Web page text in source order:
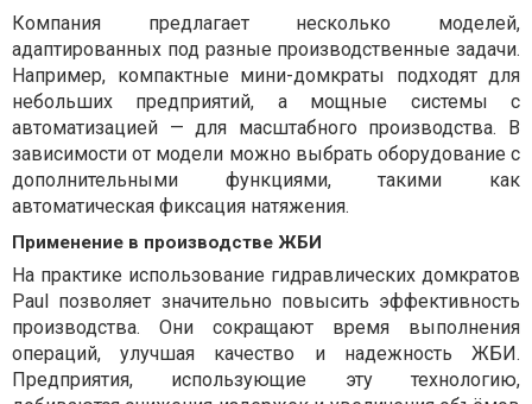
Компания предлагает несколько моделей,
адаптированных под разные производственные задачи.
Например, компактные мини-домкраты подходят для
небольших предприятий, а мощные системы с
автоматизацией — для масштабного производства. В
зависимости от модели можно выбрать оборудование с
дополнительными функциями, такими как
автоматическая фиксация натяжения.
Применение в производстве ЖБИ
На практике использование гидравлических домкратов
Paul позволяет значительно повысить эффективность
производства. Они сокращают время выполнения
операций, улучшая качество и надежность ЖБИ.
Предприятия, использующие эту технологию,